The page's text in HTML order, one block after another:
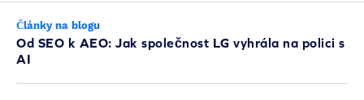
Články na blogu
Od SEO k AEO: Jak společnost LG vyhrála na polici s
AI